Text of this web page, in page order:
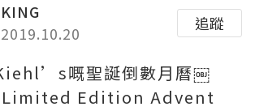
追蹤
嘅聖誕倒數月曆￼
Limited Edition Advent